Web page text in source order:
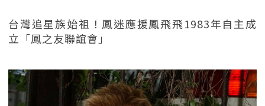
台灣追星族始祖！鳳迷應援鳳飛飛1983年自主成
立「鳳之友聯誼會」